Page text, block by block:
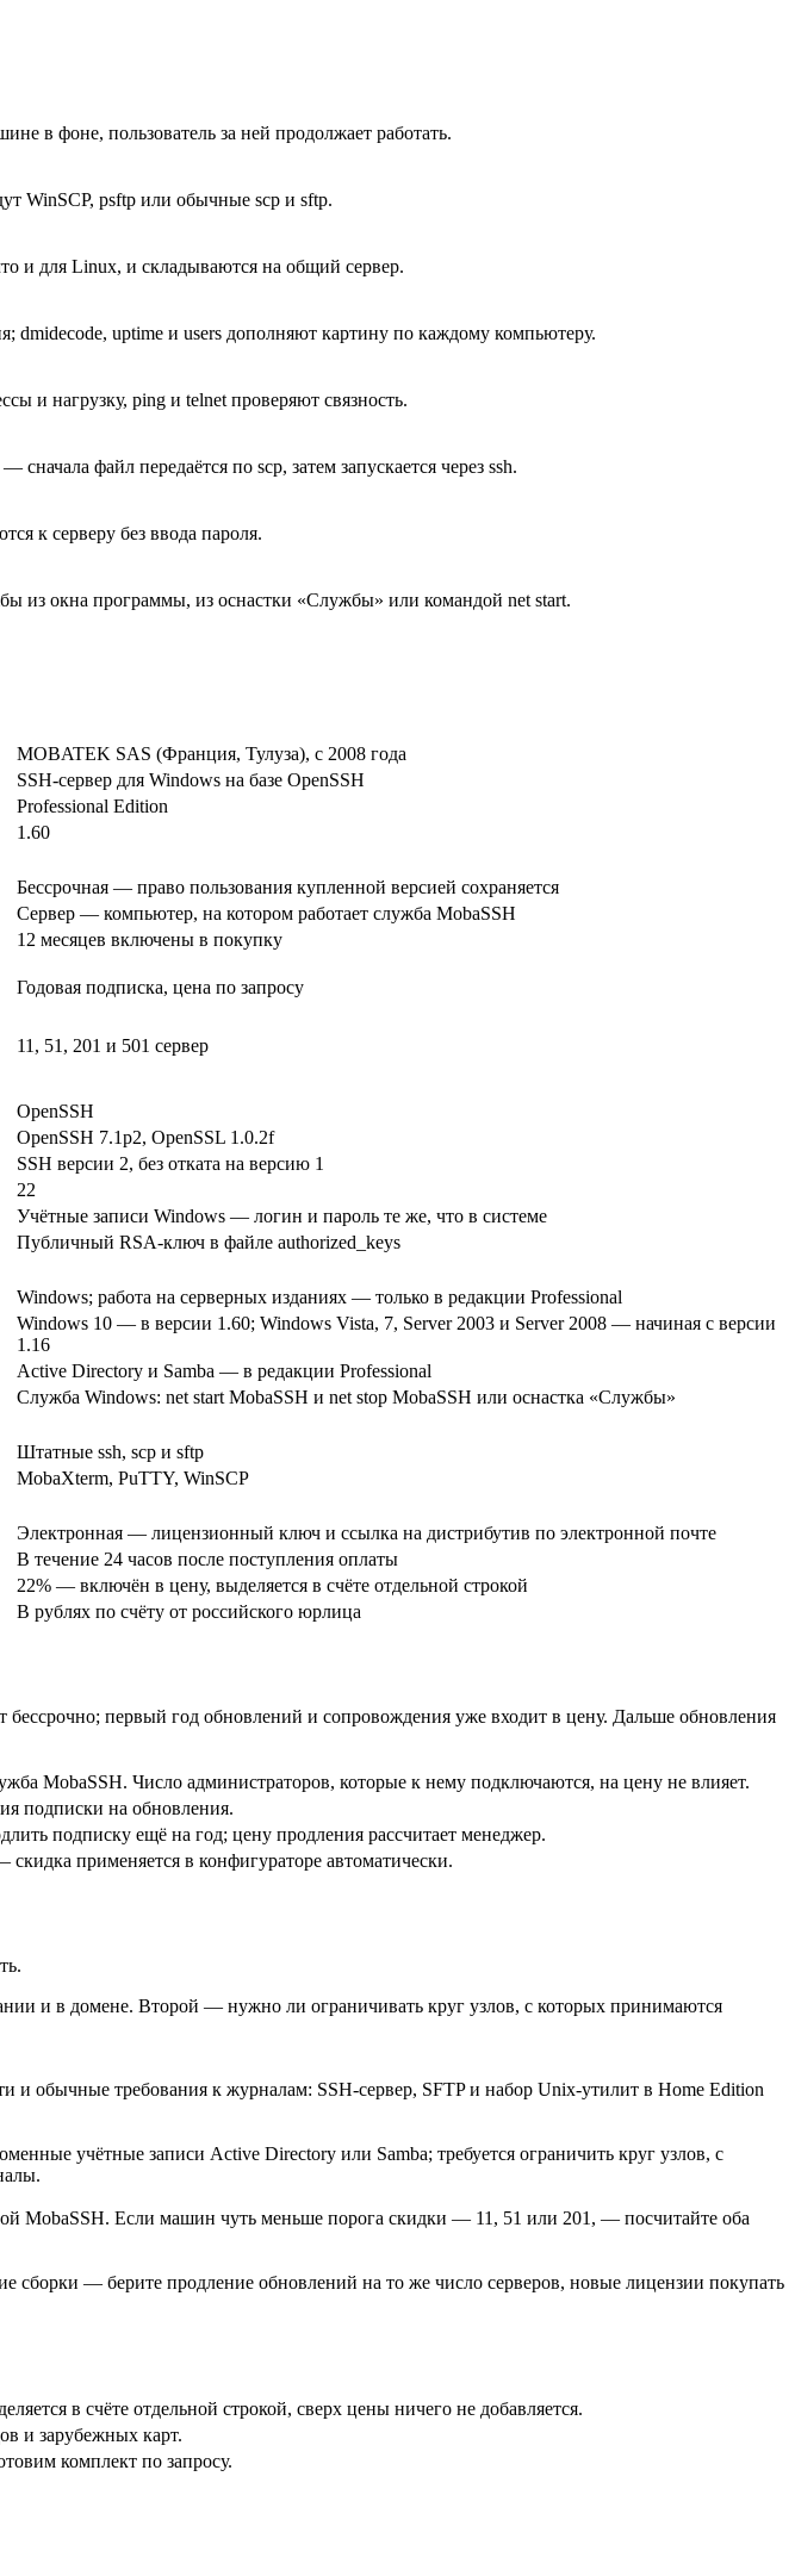
в фоне, пользователь за ней продолжает работать.
WinSCP, psftp или обычные scp и sftp.
и для Linux, и складываются на общий сервер.
uptime и users дополняют картину по каждому компьютеру.
и нагрузку, ping и telnet проверяют связность.
файл передаётся по scp, затем запускается через ssh.
к серверу без ввода пароля.
из окна программы, из оснастки «Службы» или командой net start.
MOBATEK SAS (Франция, Тулуза), с 2008 года
SSH-сервер для Windows на базе OpenSSH
Professional Edition
1.60
Бессрочная — право пользования купленной версией сохраняется
Сервер — компьютер, на котором работает служба MobaSSH
12 месяцев включены в покупку
Годовая подписка, цена по запросу
11, 51, 201 и 501 сервер
OpenSSH
OpenSSH 7.1p2, OpenSSL 1.0.2f
SSH версии 2, без отката на версию 1
22
Учётные записи Windows — логин и пароль те же, что в системе
Публичный RSA-ключ в файле authorized_keys
Windows; работа на серверных изданиях — только в редакции Professional
Windows 10 — в версии 1.60; Windows Vista, 7, Server 2003 и Server 2008 — начиная с версии
1.16
Active Directory и Samba — в редакции Professional
Служба Windows: net start MobaSSH и net stop MobaSSH или оснастка «Службы»
Штатные ssh, scp и sftp
MobaXterm, PuTTY, WinSCP
Электронная — лицензионный ключ и ссылка на дистрибутив по электронной почте
В течение 24 часов после поступления оплаты
22% — включён в цену, выделяется в счёте отдельной строкой
В рублях по счёту от российского юрлица
первый год обновлений и сопровождения уже входит в цену. Дальше обновления
MobaSSH. Число администраторов, которые к нему подключаются, на цену не влияет.
подписки на обновления.
подписку ещё на год; цену продления рассчитает менеджер.
скидка применяется в конфигураторе автоматически.
и в домене. Второй — нужно ли ограничивать круг узлов, с которых принимаются
обычные требования к журналам: SSH-сервер, SFTP и набор Unix-утилит в Home Edition
учётные записи Active Directory или Samba; требуется ограничить круг узлов, с
MobaSSH. Если машин чуть меньше порога скидки — 11, 51 или 201, — посчитайте оба
— берите продление обновлений на то же число серверов, новые лицензии покупать
в счёте отдельной строкой, сверх цены ничего не добавляется.
и зарубежных карт.
комплект по запросу.